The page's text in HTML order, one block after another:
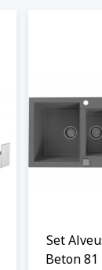
Set
Beton